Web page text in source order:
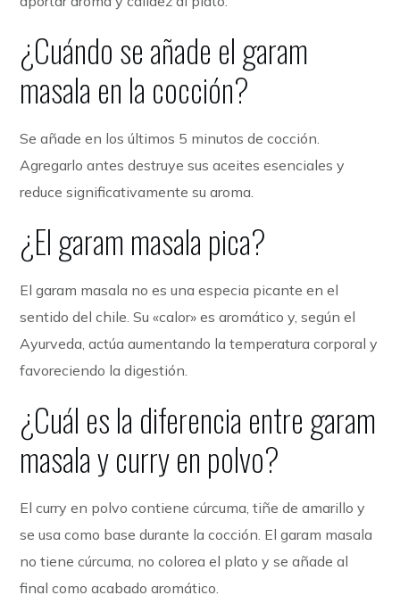
¿Cuándo se añade el garam
masala en la cocción?
Se añade en los últimos 5 minutos de cocción.
Agregarlo antes destruye sus aceites esenciales y
reduce significativamente su aroma.
¿El garam masala pica?
El garam masala no es una especia picante en el
sentido del chile. Su «calor» es aromático y, según el
Ayurveda, actúa aumentando la temperatura corporal y
favoreciendo la digestión.
¿Cuál es la diferencia entre garam
masala y curry en polvo?
El curry en polvo contiene cúrcuma, tiñe de amarillo y
se usa como base durante la cocción. El garam masala
no tiene cúrcuma, no colorea el plato y se añade al
final como acabado aromático.